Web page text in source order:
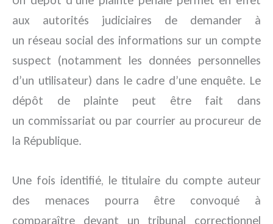
aux autorités judiciaires de demander à
un réseau social des informations sur un compte
suspect (notamment les données personnelles
d’un utilisateur) dans le cadre d’une enquête. Le
dépôt de plainte peut être fait dans
un commissariat ou par courrier au procureur de
la République.
Une fois identifié, le titulaire du compte auteur
des menaces pourra être convoqué à
comparaître devant un tribunal correctionnel